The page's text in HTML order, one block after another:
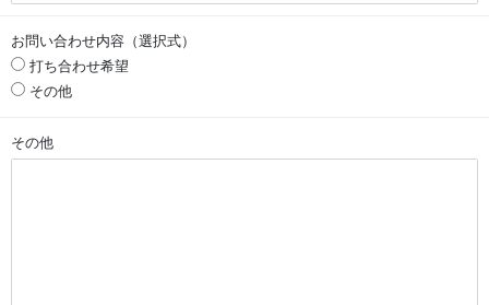
お問い合わせ内容（選択式）
打ち合わせ希望
その他
その他